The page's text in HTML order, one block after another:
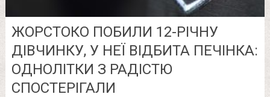
ЖOРСТOКO ПОБИЛИ 12-РІЧНУ
ДІВЧИНКУ, У НЕЇ ВІДБИТА ПЕЧІНКА:
ОДНОЛІТКИ З РАДІСТЮ
СПОСТЕРІГАЛИ